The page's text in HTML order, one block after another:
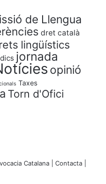
de Llengua
dret català
lingüístics
jornada
opinió
Taxes
Torn d'Ofici
Catalana | Contacta